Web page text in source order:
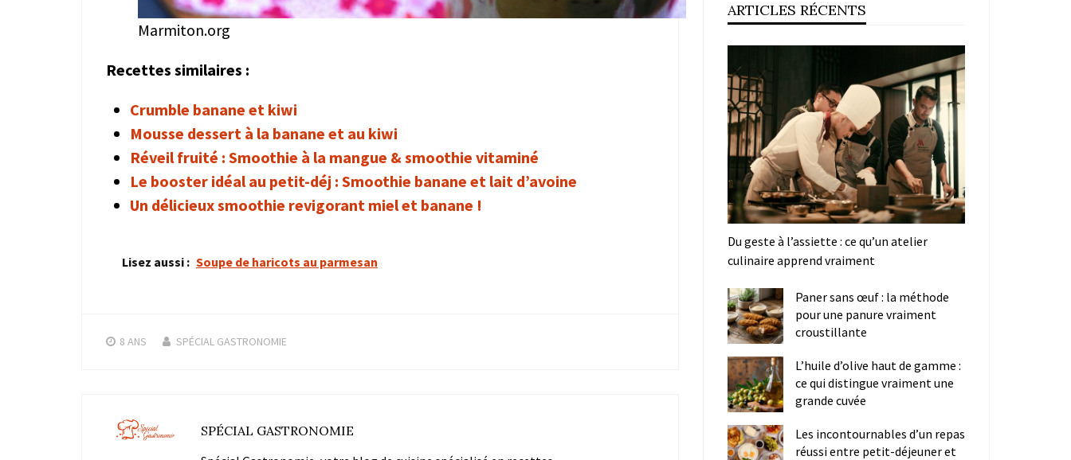
Marmiton.org
Recettes similaires :
Crumble banane et kiwi
Mousse dessert à la banane et au kiwi
Réveil fruité : Smoothie à la mangue & smoothie vitaminé
Le booster idéal au petit-déj : Smoothie banane et lait d’avoine
Un délicieux smoothie revigorant miel et banane !
Lisez aussi : Soupe de haricots au parmesan
8 ANS SPÉCIAL GASTRONOMIE
SPÉCIAL GASTRONOMIE
ARTICLES RÉCENTS
Du geste à l’assiette : ce qu’un atelier
culinaire apprend vraiment
Paner sans œuf : la méthode
pour une panure vraiment
croustillante
L’huile d’olive haut de gamme :
ce qui distingue vraiment une
grande cuvée
Les incontournables d’un repas
réussi entre petit-déjeuner et